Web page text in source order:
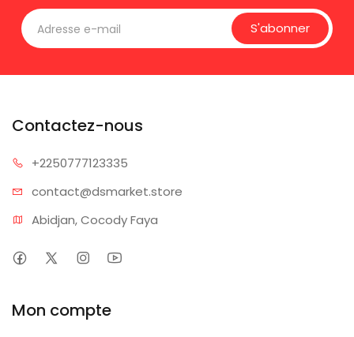
S'abonner
Contactez-nous
+2250777123335
contact@dsmarket.store
Abidjan, Cocody Faya
Mon compte